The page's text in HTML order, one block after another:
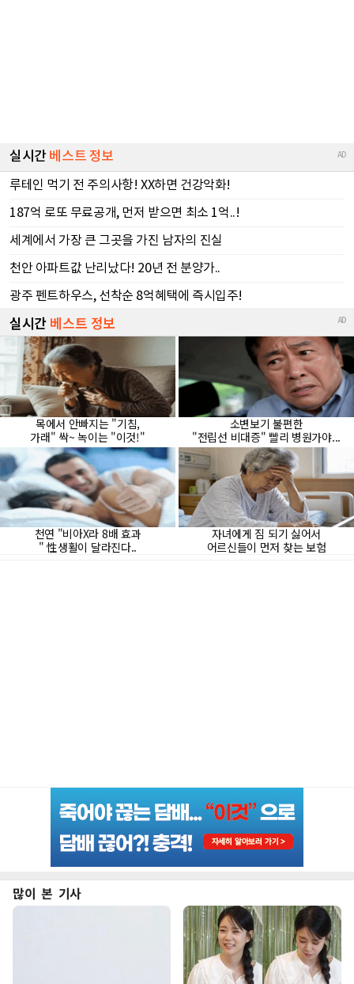
많이 본 기사